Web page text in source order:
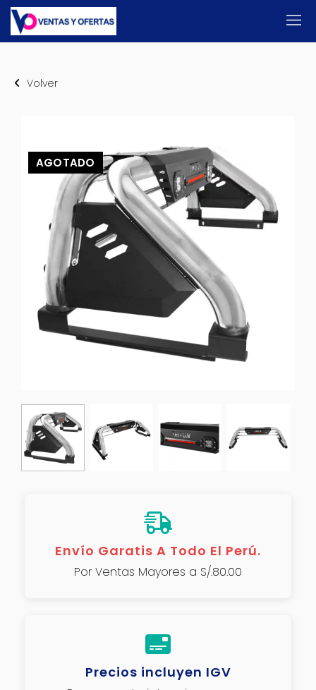
Volver
AGOTADO
Envío Garatis A Todo El Perú.
Por Ventas Mayores a S/.80.00
Precios incluyen IGV